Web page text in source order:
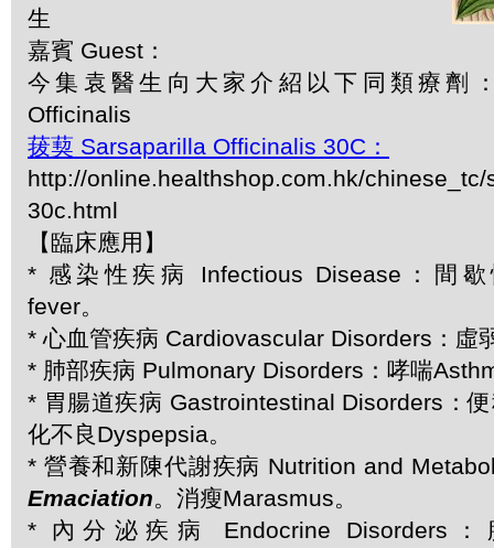
生
嘉賓 Guest：
今集袁醫生向大家介紹以下同類療劑
Officinalis
菝葜 Sarsaparilla Officinalis 30C：
http://online.healthshop.com.hk/chinese_tc/
30c.html
【臨床應用】
* 感染性疾病 Infectious Disease：間歇
fever。
* 心血管疾病 Cardiovascular Disorders：虛
* 肺部疾病 Pulmonary Disorders：哮喘
* 胃腸道疾病 Gastrointestinal Disorders：
化不良Dyspepsia。
* 營養和新陳代謝疾病 Nutrition and
Emaciation。消瘦Marasmus。
* 內分泌疾病 Endocrine Disorders：